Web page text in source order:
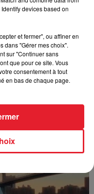
Impolie
devices based on
et fermer", ou affiner en
dans "Gérer mes choix".
sur "Continuer sans
que pour ce site. Vous
consentement à tout
en bas de chaque page.